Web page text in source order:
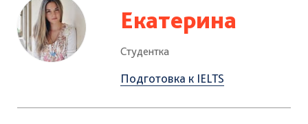
Екатерина
Студентка
Подготовка к IELTS